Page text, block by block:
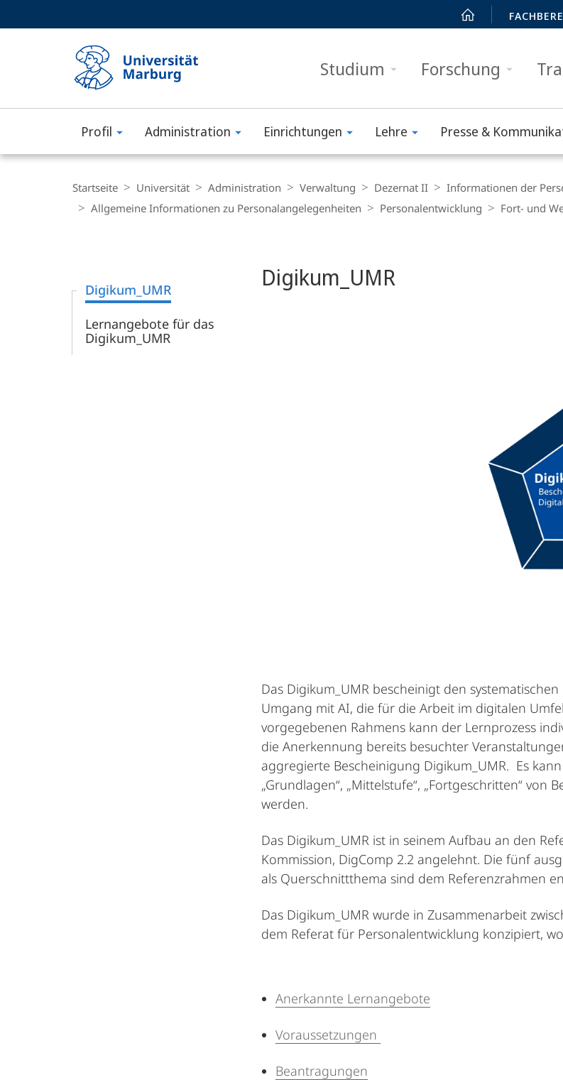
Studium Forschung
Philipps-
Universität
Marburg
Profil Administration Einrichtungen Lehre Presse &
Navigation
Startseite Universität Administration Verwaltung Dezernat II
Informationen der
Allgemeine Informationen zu Personalangelegenheiten
Personalentwicklung Fort- und
Digikum_UMR
Lernangebote für das
Digikum_UMR
Digikum_UMR
Das Digikum_UMR bescheinigt den
Umgang mit AI, die für die Arbeit im digitalen
vorgegebenen Rahmens kann der Lernprozess
die Anerkennung bereits besuchter
aggregierte Bescheinigung Digikum_UMR. Es
„Grundlagen“, „Mittelstufe“, „Fortgeschritten“
werden.
Das Digikum_UMR ist in seinem Aufbau an den
Kommission, DigComp 2.2 angelehnt. Die fünf
als Querschnittthema sind dem Referenzrahmen
Das Digikum_UMR wurde in Zusammenarbeit
dem Referat für Personalentwicklung konzipiert,
Anerkannte Lernangebote
Voraussetzungen
Beantragungen